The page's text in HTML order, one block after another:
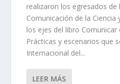
realizaron los egresados de
Comunicación de la Ciencia
los ejes del libro Comunicar
Prácticas y escenarios que
Internacional del...
LEER MÁS